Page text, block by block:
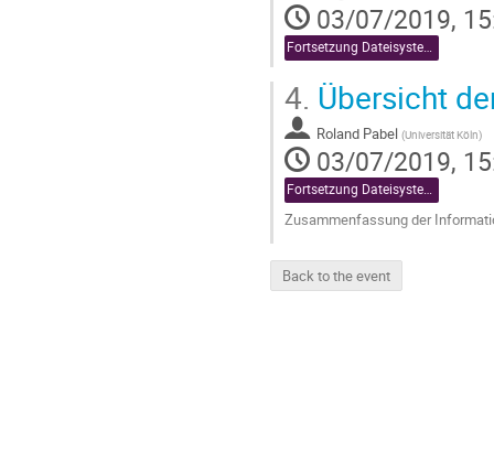
03/07/2019,
Fortsetzung Dateisysteme, Forschungsdatenmanagement und Sonstiges
4. Übersicht
Roland Pabel (Universität Köln)
03/07/2019,
Fortsetzung Dateisysteme, Forschungsdatenmanagement und Sonstiges
Zusammenfassung der
to
contribution
Back to the event